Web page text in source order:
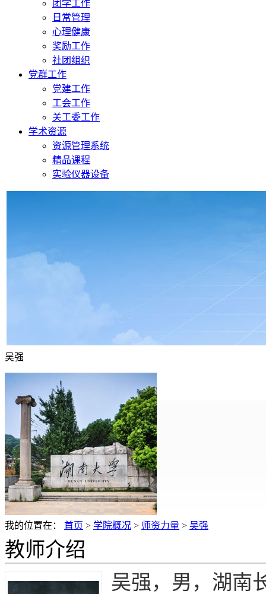
团学工作
日常管理
心理健康
奖励工作
社团组织
党群工作
党建工作
工会工作
关工委工作
学术资源
资源管理系统
精品课程
实验仪器设备
吴强
我的位置在： 首页 > 学院概况 > 师资力量 > 吴强
教师介绍
吴强，男，湖南